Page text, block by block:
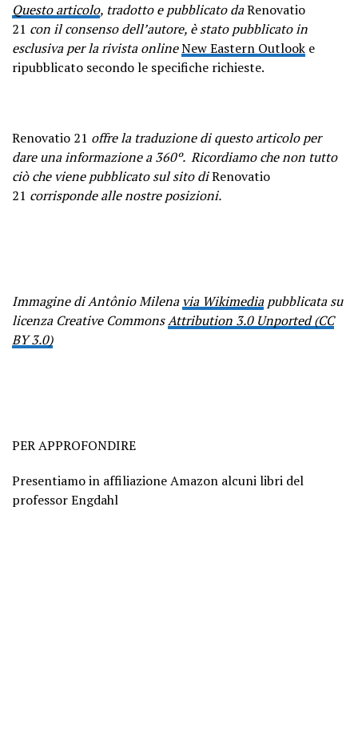
Questo articolo, tradotto e pubblicato daRenovatio
21 con il consenso dell’autore, è stato pubblicato in
esclusiva per la rivista onlineNew Eastern Outlook e
ripubblicato secondo le specifiche richieste.
Renovatio 21 offre la traduzione di questo articolo per
dare una informazione a 360º. Ricordiamo che non tutto
ciò che viene pubblicato sul sito diRenovatio
21 corrisponde alle nostre posizioni.
Immagine di Antônio Milenavia Wikimediapubblicata su
licenza Creative CommonsAttribution 3.0 Unported (CC
BY 3.0)
PER APPROFONDIRE
Presentiamo in affiliazione Amazon alcuni libri del
professor Engdahl